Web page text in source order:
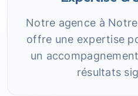
Notre agence à
offre une expertise
un
résultats